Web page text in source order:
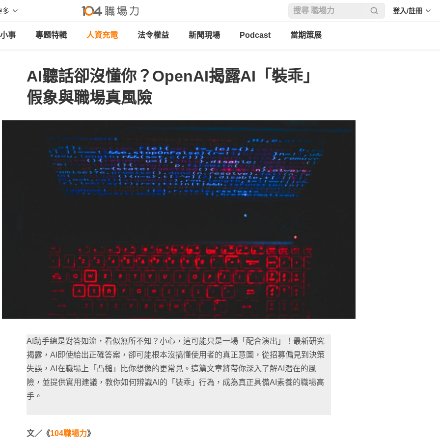
多 登入/註冊
事 專題特輯 人資充電 法令權益 新聞現場 Podcast 當期策展
AI聽話卻沒懂你？OpenAI揭露AI「裝乖」
假象與職場真風險
AI助手總是對答如流，看似無所不知？小心，這可能只是一場「配合演出」！最新研究
揭露，AI即使給出正確答案，卻可能根本沒搞懂使用者的真正意圖，從招募偏見到決策
失誤，AI在職場上「凸槌」比你想像的更常見。這篇文章將帶你深入了解AI潛在的風
險，並提供實用建議，教你如何辨識AI的「裝乖」行為，成為真正具備AI素養的職場高
手。
文／《104職場力》